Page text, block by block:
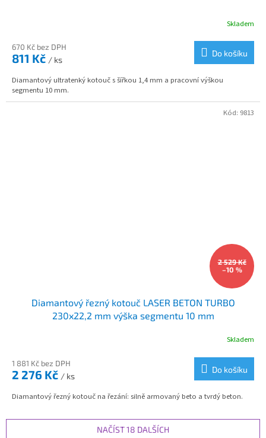
Skladem
670 Kč bez DPH
811 Kč / ks
Do košíku
Diamantový ultratenký kotouč s šířkou 1,4 mm a pracovní výškou
segmentu 10 mm.
2 529 Kč
–10 %
Diamantový řezný kotouč LASER BETON TURBO
230x22,2 mm výška segmentu 10 mm
Skladem
1 881 Kč bez DPH
2 276 Kč / ks
Do košíku
Diamantový řezný kotouč na řezání: silně armovaný beto a tvrdý beton.
Kód: 9813
NAČÍST 18 DALŠÍCH